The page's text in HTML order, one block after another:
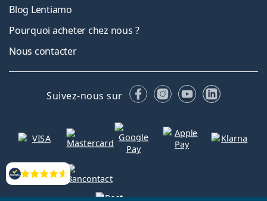
Évaluation
Blog Lentiamo
Pourquoi acheter chez nous ?
Nous contacter
Suivez-nous sur FacebookInstagram
YouTubeLinkedIn